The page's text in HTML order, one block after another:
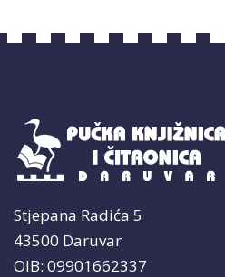
Stjepana Radića 5
43500 Daruvar
OIB: 09901662337